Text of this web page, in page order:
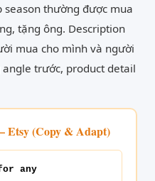
season thường được mua
tặng ông. Description
mua cho mình và người
trước, product detail
Etsy (Copy & Adapt)
any